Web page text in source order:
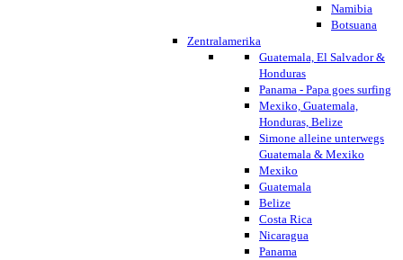
Namibia
Botsuana
Zentralamerika
Guatemala, El Salvador &
Honduras
Panama - Papa goes surfing
Mexiko, Guatemala,
Honduras, Belize
Simone alleine unterwegs
Guatemala & Mexiko
Mexiko
Guatemala
Belize
Costa Rica
Nicaragua
Panama